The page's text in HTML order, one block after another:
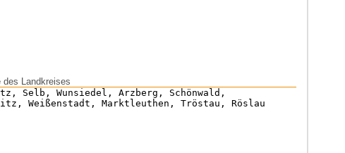
des Landkreises
Selb, Wunsiedel, Arzberg, Schönwald,
Weißenstadt, Marktleuthen, Tröstau, Röslau